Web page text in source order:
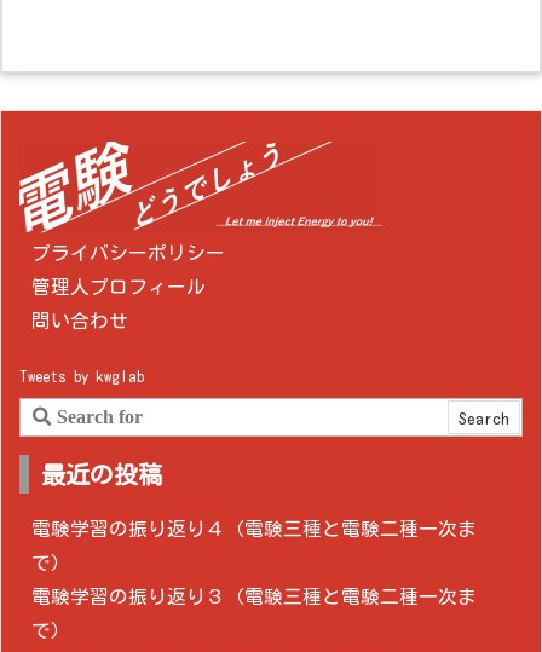
プライバシーポリシー
管理人プロフィール
問い合わせ
Tweets by kwglab
最近の投稿
電験学習の振り返り４（電験三種と電験二種一次ま
で）
電験学習の振り返り３（電験三種と電験二種一次ま
で）